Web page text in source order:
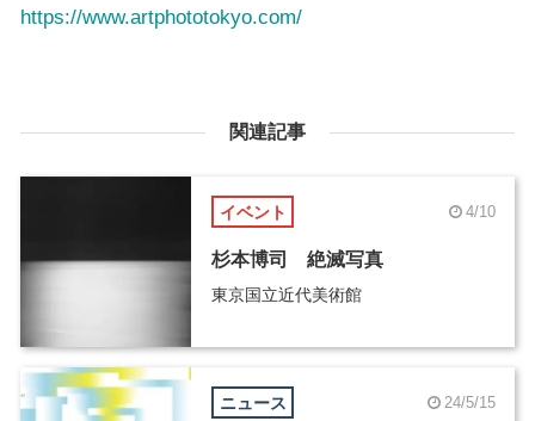
https://www.artphototokyo.com/
関連記事
イベント 4/10
杉本博司 絶滅写真
東京国立近代美術館
ニュース 24/5/15